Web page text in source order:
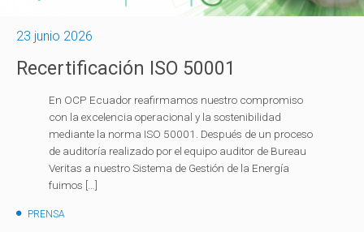
23 junio 2026
Recertificación ISO 50001
En OCP Ecuador reafirmamos nuestro compromiso
con la excelencia operacional y la sostenibilidad
mediante la norma ISO 50001. Después de un proceso
de auditoría realizado por el equipo auditor de Bureau
Veritas a nuestro Sistema de Gestión de la Energía
fuimos […]
PRENSA